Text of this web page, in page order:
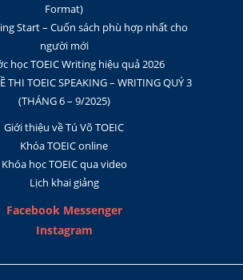
Format)
Start – Cuốn sách phù hợp nhất cho
người mới
học TOEIC Writing hiệu quả 2026
THI TOEIC SPEAKING – WRITING QUÝ 3
(THÁNG 6 – 9/2025)
Giới thiệu về Tú Võ TOEIC
Khóa TOEIC online
Khóa học TOEIC qua video
Lịch khai giảng
Facebook Messenger
Instagram